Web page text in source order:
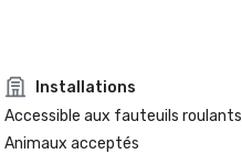
Installations
Accessible aux fauteuils roulants
Animaux acceptés